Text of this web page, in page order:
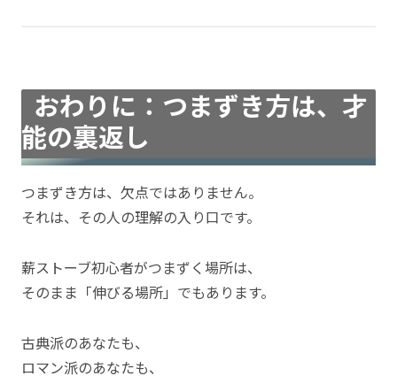
おわりに：つまずき方は、才
能の裏返し
つまずき方は、欠点ではありません。
それは、その人の理解の入り口です。
薪ストーブ初心者がつまずく場所は、
そのまま「伸びる場所」でもあります。
古典派のあなたも、
ロマン派のあなたも、